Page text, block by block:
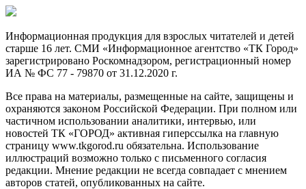
Информационная продукция для взрослых читателей и детей
старше 16 лет. СМИ «Информационное агентство «ТК Город»
зарегистрировано Роскомнадзором, регистрационный номер
ИА № ФС 77 - 79870 от 31.12.2020 г.
Все права на материалы, размещенные на сайте, защищены и
охраняются законом Российской Федерации. При полном или
частичном использовании аналитики, интервью, или
новостей ТК «ГОРОД» активная гиперссылка на главную
страницу www.tkgorod.ru обязательна. Использование
иллюстраций возможно только с письменного согласия
редакции. Мнение редакции не всегда совпадает с мнением
авторов статей, опубликованных на сайте.